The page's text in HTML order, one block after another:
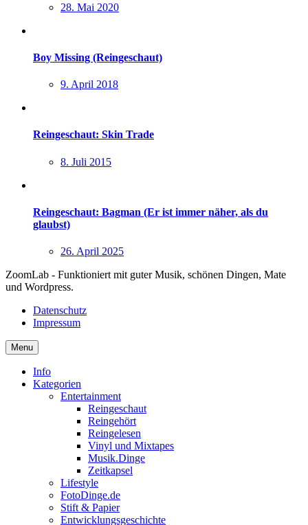
28. Mai 2020
Boy Missing (Reingeschaut)
9. April 2018
Reingeschaut: Skin Trade
8. Juli 2015
Reingeschaut: Bagman (Er ist immer näher, als du
glaubst)
26. April 2025
ZoomLab - Funktioniert mit guter Musik, schönen Dingen, Mate
und Wordpress.
Datenschutz
Impressum
Menu
Info
Kategorien
Entertainment
Reingeschaut
Reingehört
Reingelesen
Vinyl und Mixtapes
Musik.Dinge
Zeitkapsel
Lifestyle
FotoDinge.de
Stift & Papier
Entwicklungsgeschichte